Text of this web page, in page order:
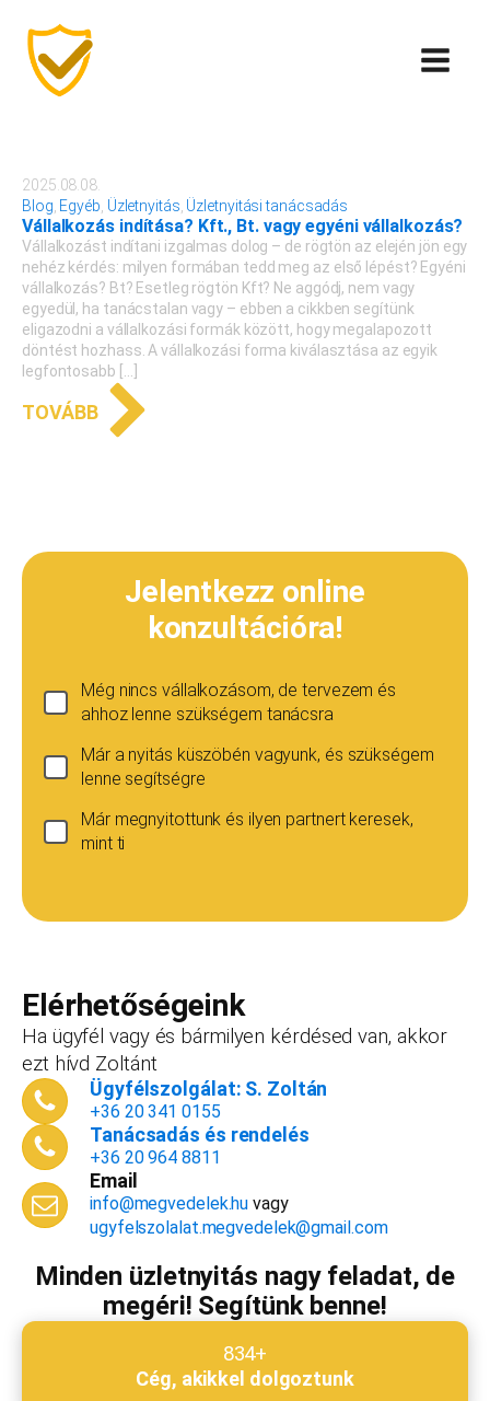
2025.08.08.
Blog Egyéb Üzletnyitás Üzletnyitási tanácsadás
Vállalkozás indítása? Kft., Bt. vagy egyéni vállalkozás?
Vállalkozást indítani izgalmas dolog – de rögtön az elején jön egy
nehéz kérdés: milyen formában tedd meg az első lépést? Egyéni
vállalkozás? Bt? Esetleg rögtön Kft? Ne aggódj, nem vagy
egyedül, ha tanácstalan vagy – ebben a cikkben segítünk
eligazodni a vállalkozási formák között, hogy megalapozott
döntést hozhass. A vállalkozási forma kiválasztása az egyik
legfontosabb […]
TOVÁBB
Jelentkezz online
konzultációra!
Még nincs vállalkozásom, de tervezem és
ahhoz lenne szükségem tanácsra
Már a nyitás küszöbén vagyunk, és szükségem
lenne segítségre
Már megnyitottunk és ilyen partnert keresek,
mint ti
vállalkozást, ezt az összeget le tudjuk vonni a
dokumentációk, engedélyek árából így végül
is, ha nyitsz valamit, a konzultáció díjmentes.
Telefonszám
Email cím*
Megjegyzés*
Elérhetőségeink
Ha ügyfél vagy és bármilyen kérdésed van, akkor
ezt hívd Zoltánt
Ügyfélszolgálat: S. Zoltán
+36 20 341 0155
Tanácsadás és rendelés
+36 20 964 8811
Email
info@megvedelek.hu vagy
ugyfelszolalat.megvedelek@gmail.com
Minden üzletnyitás nagy feladat, de
megéri! Segítünk benne!
834+
Cég, akikkel dolgoztunk